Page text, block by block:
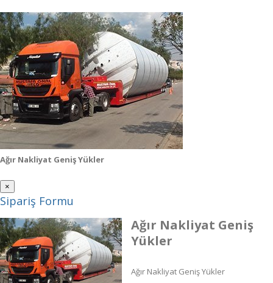
Ağır Nakliyat Geniş Yükler
×
Sipariş Formu
Ağır Nakliyat Geniş
Yükler
Ağır Nakliyat Geniş Yükler